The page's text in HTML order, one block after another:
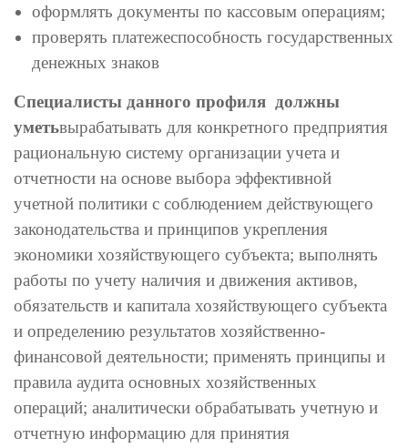
оформлять документы по кассовым операциям;
проверять платежеспособность государственных
денежных знаков
Специалисты данного профиля должны
уметьвырабатывать для конкретного предприятия
рациональную систему организации учета и
отчетности на основе выбора эффективной
учетной политики с соблюдением действующего
законодательства и принципов укрепления
экономики хозяйствующего субъекта; выполнять
работы по учету наличия и движения активов,
обязательств и капитала хозяйствующего субъекта
и определению результатов хозяйственно-
финансовой деятельности; применять принципы и
правила аудита основных хозяйственных
операций; аналитически обрабатывать учетную и
отчетную информацию для принятия